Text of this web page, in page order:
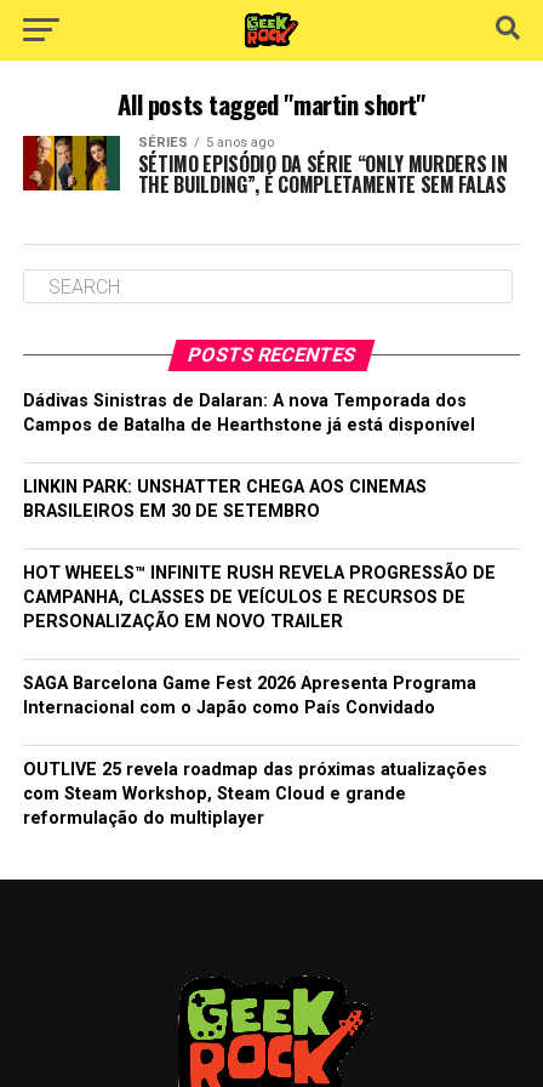
All posts tagged "martin short"
SÉRIES 5 anos ago
SÉTIMO EPISÓDIO DA SÉRIE “ONLY MURDERS IN
THE BUILDING”, É COMPLETAMENTE SEM FALAS
POSTS RECENTES
Dádivas Sinistras de Dalaran: A nova Temporada dos
Campos de Batalha de Hearthstone já está disponível
LINKIN PARK: UNSHATTER CHEGA AOS CINEMAS
BRASILEIROS EM 30 DE SETEMBRO
HOT WHEELS™ INFINITE RUSH REVELA PROGRESSÃO DE
CAMPANHA, CLASSES DE VEÍCULOS E RECURSOS DE
PERSONALIZAÇÃO EM NOVO TRAILER
SAGA Barcelona Game Fest 2026 Apresenta Programa
Internacional com o Japão como País Convidado
OUTLIVE 25 revela roadmap das próximas atualizações
com Steam Workshop, Steam Cloud e grande
reformulação do multiplayer